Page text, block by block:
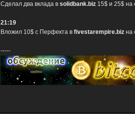
Сделал два вклада в solidbank.biz 15$ и 25$ на
21:19
Вложил 10$ с Перфекта в fivestarempire.biz на
-----